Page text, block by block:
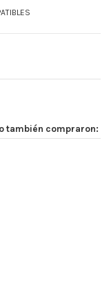
también compraron: